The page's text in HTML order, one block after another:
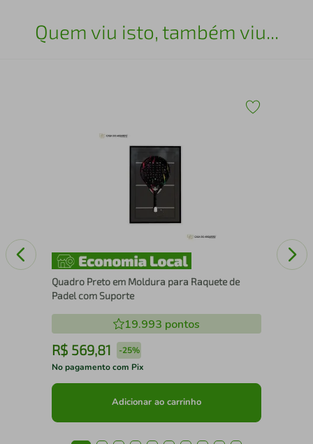
Quem viu isto, também viu...
Quadro Preto em Moldura para Raquete de
Padel com Suporte
19.993 pontos
R$ 569,81 -25%
No pagamento com Pix
Adicionar ao carrinho